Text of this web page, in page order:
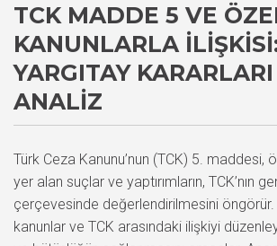
TCK MADDE 5 VE
KANUNLARLA
YARGITAY
ANALIZ
Türk Ceza Kanunu’nun (TCK) 5. maddesi,
yer alan suçlar ve yaptırımların, TCK’nın
çerçevesinde değerlendirilmesini
kanunlar ve TCK arasındaki ilişkiyi